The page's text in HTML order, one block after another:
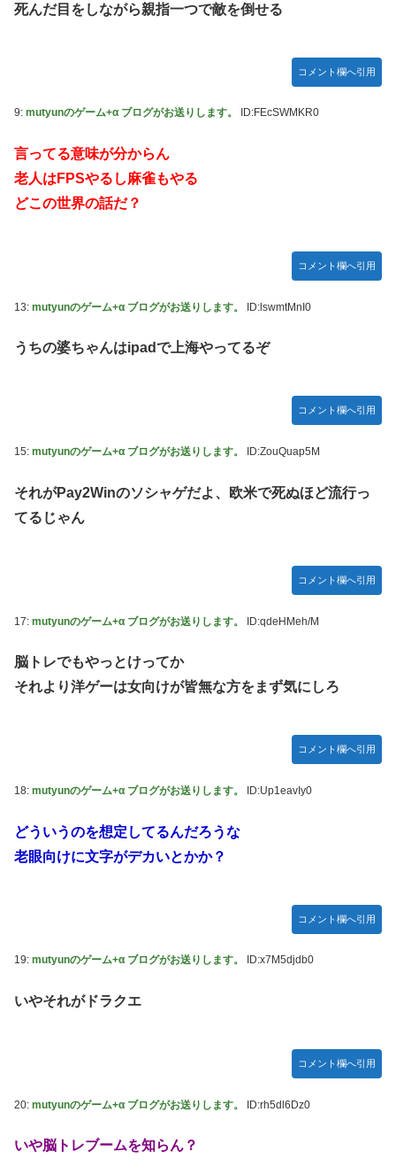
死んだ目をしながら親指一つで敵を倒せる
コメント欄へ引用
9: mutyunのゲーム+α ブログがお送りします。 ID:FEcSWMKR0
言ってる意味が分からん
老人はFPSやるし麻雀もやる
どこの世界の話だ？
コメント欄へ引用
13: mutyunのゲーム+α ブログがお送りします。 ID:lswmtMnI0
うちの婆ちゃんはipadで上海やってるぞ
コメント欄へ引用
15: mutyunのゲーム+α ブログがお送りします。 ID:ZouQuap5M
それがPay2Winのソシャゲだよ、欧米で死ぬほど流行っ
てるじゃん
コメント欄へ引用
17: mutyunのゲーム+α ブログがお送りします。 ID:qdeHMeh/M
脳トレでもやっとけってか
それより洋ゲーは女向けが皆無な方をまず気にしろ
コメント欄へ引用
18: mutyunのゲーム+α ブログがお送りします。 ID:Up1eavIy0
どういうのを想定してるんだろうな
老眼向けに文字がデカいとかか？
コメント欄へ引用
19: mutyunのゲーム+α ブログがお送りします。 ID:x7M5djdb0
いやそれがドラクエ
コメント欄へ引用
20: mutyunのゲーム+α ブログがお送りします。 ID:rh5dl6Dz0
いや脳トレブームを知らん？